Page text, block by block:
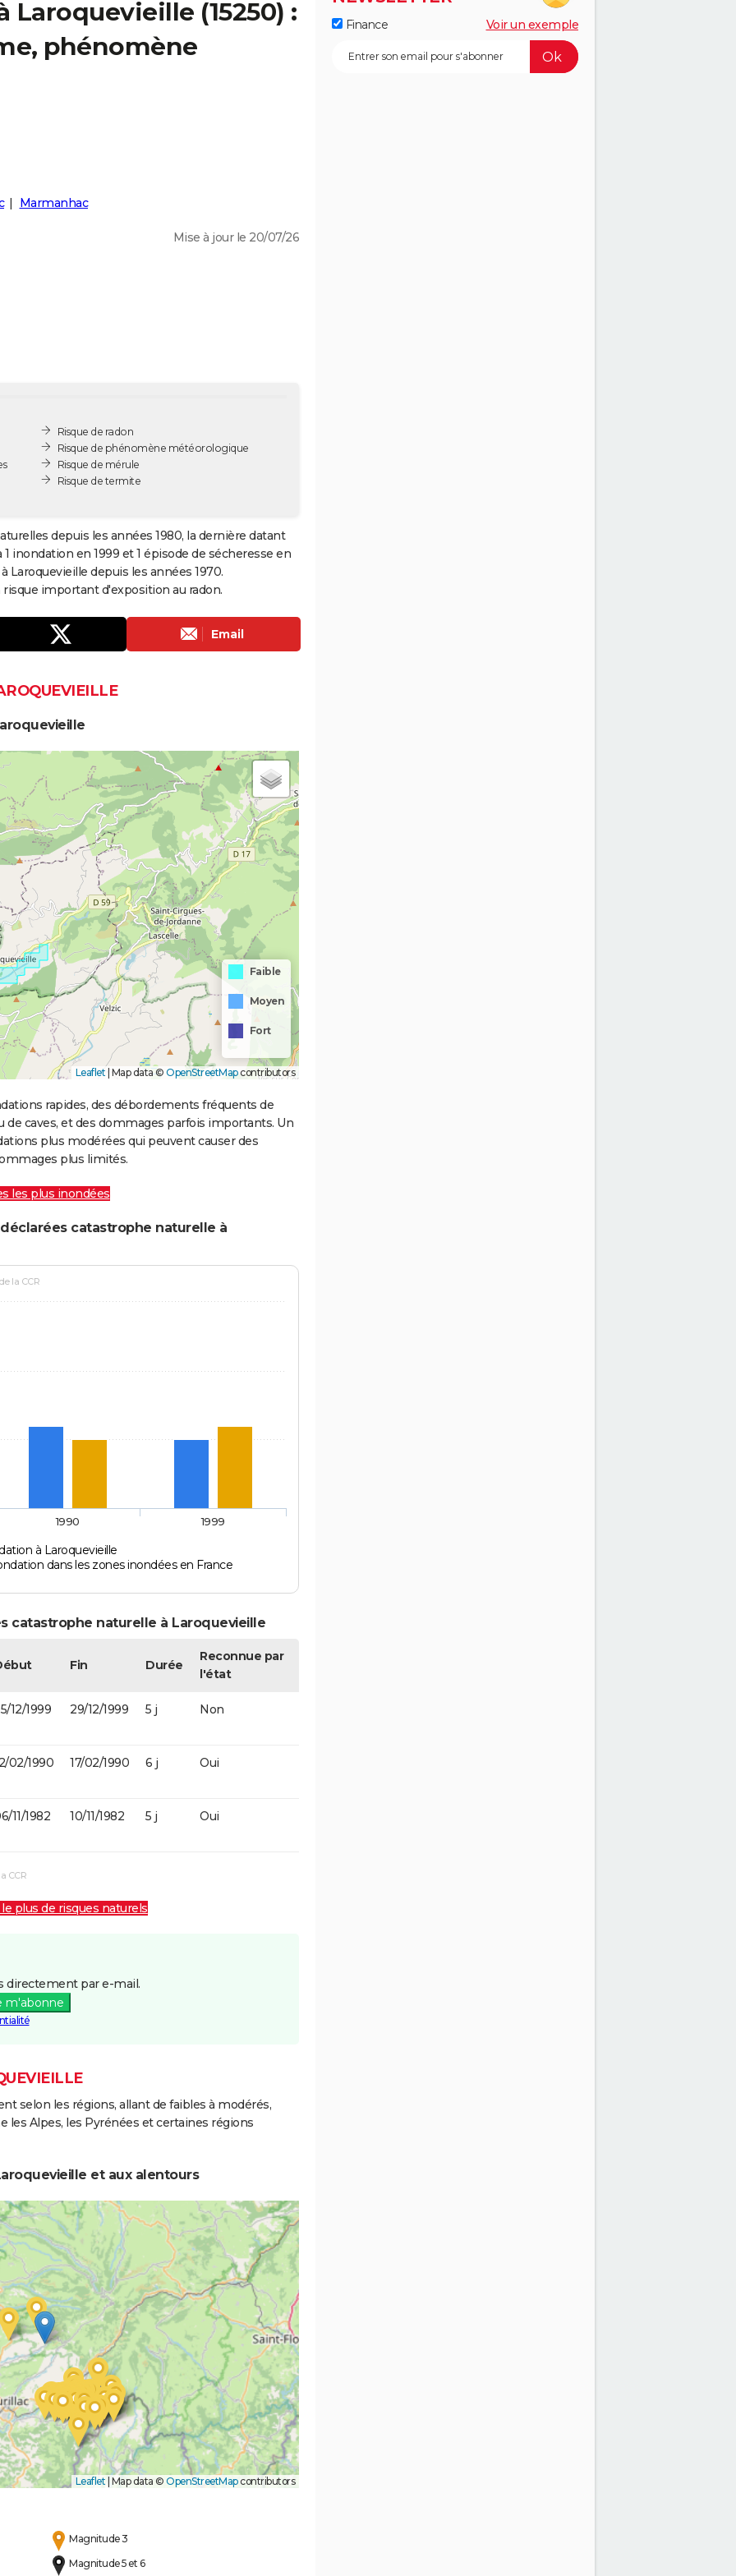
Laroquevieille (15250) :
phénomène
Marmanhac
Mise à jour le 20/07/26
Risque de radon
Risque de phénomène météorologique
Risque de mérule
Risque de termite
depuis les années 1980, la dernière datant
inondation en 1999 et 1 épisode de sécheresse en
Laroquevieille depuis les années 1970.
important d'exposition au radon.
Email
Faible
Moyen
Fort
Leaflet | Map data © OpenStreetMapcontributors
rapides, des débordements fréquents de
de caves, et des dommages parfois importants. Un
plus modérées qui peuvent causer des
plus limités.
les plus inondées
catastrophe naturelle à
la CCR
à Laroquevieille
dans les zones inondées en France
1990 1999
catastrophe naturelle à Laroquevieille
Fin Durée
Reconnue par
l'état
12/1999 29/12/1999 5 j Non
02/1990 17/02/1990 6 j Oui
11/1982 10/11/1982 5 j Oui
CCR
plus de risques naturels
directement par e-mail.
m'abonne
selon les régions, allant de faibles à modérés,
les Alpes, les Pyrénées et certaines régions
et aux alentours
Leaflet | Map data © OpenStreetMapcontributors
Magnitude 3
Magnitude 5 et 6
Finance Voir un exemple